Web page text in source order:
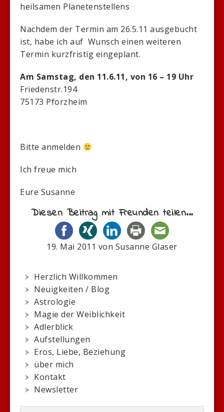
heilsamen Planetenstellens
Nachdem der Termin am 26.5.11 ausgebucht
ist, habe ich auf Wunsch einen weiteren
Termin kurzfristig eingeplant.
Am Samstag, den 11.6.11, von 16 – 19 Uhr
Friedenstr.194
75173 Pforzheim
Bitte anmelden
Ich freue mich
Eure Susanne
Diesen Beitrag mit Freunden teilen...
19. Mai 2011 von Susanne Glaser
Herzlich Willkommen
Neuigkeiten / Blog
Astrologie
Magie der Weiblichkeit
Adlerblick
Aufstellungen
Eros, Liebe, Beziehung
über mich
Kontakt
Newsletter